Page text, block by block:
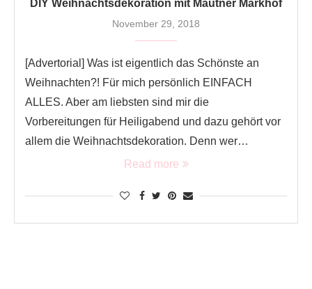
DIY Weihnachtsdekoration mit Mautner Markhof
November 29, 2018
[Advertorial] Was ist eigentlich das Schönste an
Weihnachten?! Für mich persönlich EINFACH
ALLES. Aber am liebsten sind mir die
Vorbereitungen für Heiligabend und dazu gehört vor
allem die Weihnachtsdekoration. Denn wer…
Read more